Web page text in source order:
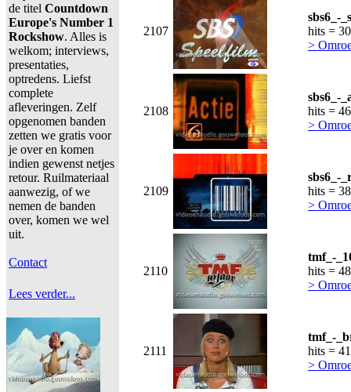
de titel Countdown
Europe's Number 1
Rockshow. Alles is
welkom; interviews,
presentaties,
optredens. Liefst
complete
afleveringen. Zelf
opgenomen banden
zetten we gratis voor
je over en komen
indien gewenst netjes
retour. Ruilmateriaal
aanwezig, of we
nemen de banden
over, komen we wel
uit.
Contact
Lees verder...
2107
sbs6_-
hits =
>
2108
sbs6_-
hits =
>
2109
sbs6_-
hits =
>
2110
tmf_-
hits =
>
2111
tmf_-
hits =
>